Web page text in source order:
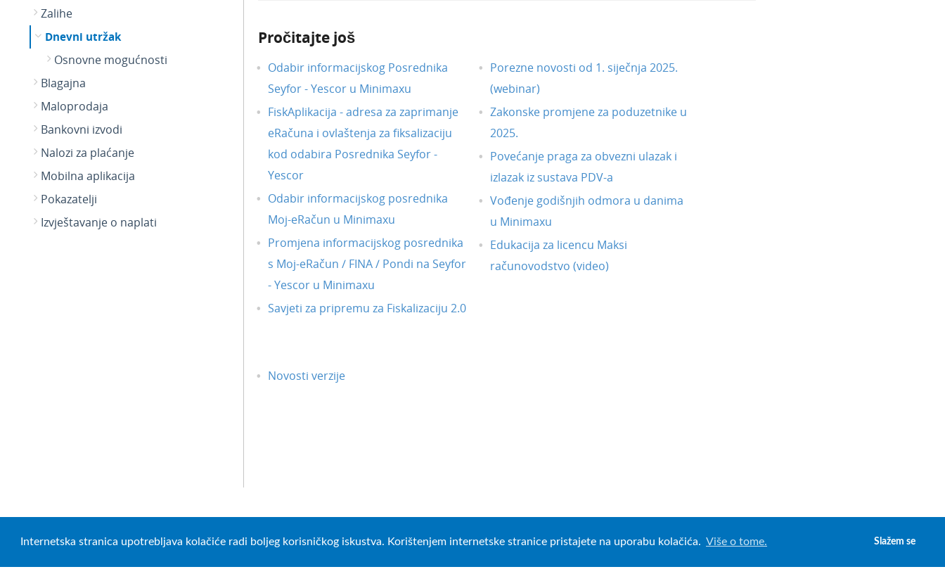
Internetska stranica upotrebljava kolačiće radi boljeg korisničkog iskustva. Korištenjem internetske stranice pristajete na uporabu kolačića. Više o tome. Slažem se
Zalihe
Dnevni utržak
Osnovne mogućnosti
Blagajna
Maloprodaja
Bankovni izvodi
Nalozi za plaćanje
Mobilna aplikacija
Pokazatelji
Izvještavanje o naplati
Pročitajte još
Odabir informacijskog Posrednika
Seyfor - Yescor u Minimaxu
FiskAplikacija - adresa za zaprimanje
eRačuna i ovlaštenja za fiksalizaciju
kod odabira Posrednika Seyfor -
Yescor
Odabir informacijskog posrednika
Moj-eRačun u Minimaxu
Promjena informacijskog posrednika
s Moj-eRačun / FINA / Pondi na Seyfor
- Yescor u Minimaxu
Savjeti za pripremu za Fiskalizaciju 2.0
Novosti verzije
Porezne novosti od 1. siječnja 2025.
(webinar)
Zakonske promjene za poduzetnike u
2025.
Povećanje praga za obvezni ulazak i
izlazak iz sustava PDV-a
Vođenje godišnjih odmora u danima
u Minimaxu
Edukacija za licencu Maksi
računovodstvo (video)